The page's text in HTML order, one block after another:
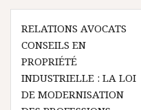
Navigation
de
l’article
RELATIONS AVOCATS
CONSEILS EN
PROPRIÉTÉ
INDUSTRIELLE : LA LOI
DE MODERNISATION